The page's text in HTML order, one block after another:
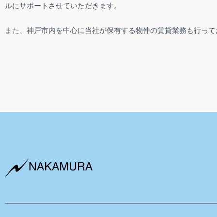
ルにサポートさせていただきます。
また、 神戸市内を中心に当社が保有する物件の賃貸業務も行って